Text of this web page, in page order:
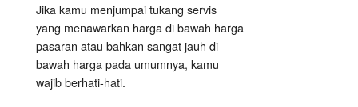
Jika kamu menjumpai tukang servis
yang menawarkan harga di bawah harga
pasaran atau bahkan sangat jauh di
bawah harga pada umumnya, kamu
wajib berhati-hati.